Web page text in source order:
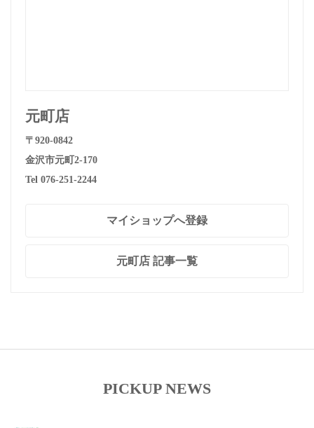
元町店
〒920-0842
金沢市元町2-170
Tel 076-251-2244
マイショップへ登録
元町店 記事一覧
PICKUP NEWS